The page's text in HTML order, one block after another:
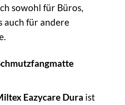
sowohl für Büros,
auch für andere
Eazycare Dura ist